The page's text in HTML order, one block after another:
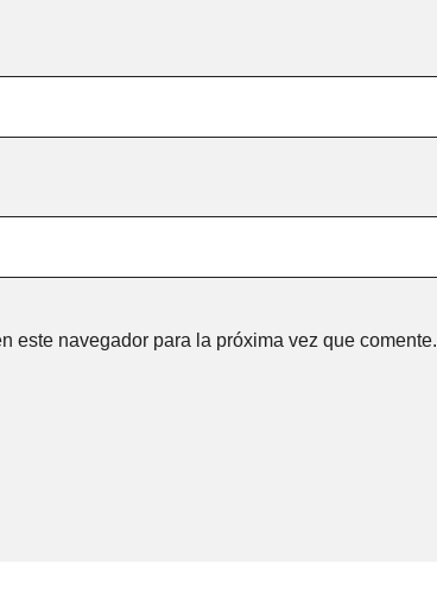
este navegador para la próxima vez que comente.